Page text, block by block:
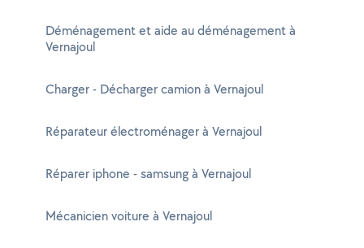
Déménagement et aide au déménagement à
Vernajoul
Charger - Décharger camion à Vernajoul
Réparateur électroménager à Vernajoul
Réparer iphone - samsung à Vernajoul
Mécanicien voiture à Vernajoul